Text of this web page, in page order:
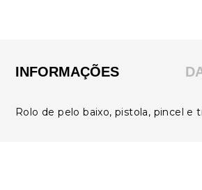
INFORMAÇÕES
Rolo de pelo baixo, pistola, pincel e